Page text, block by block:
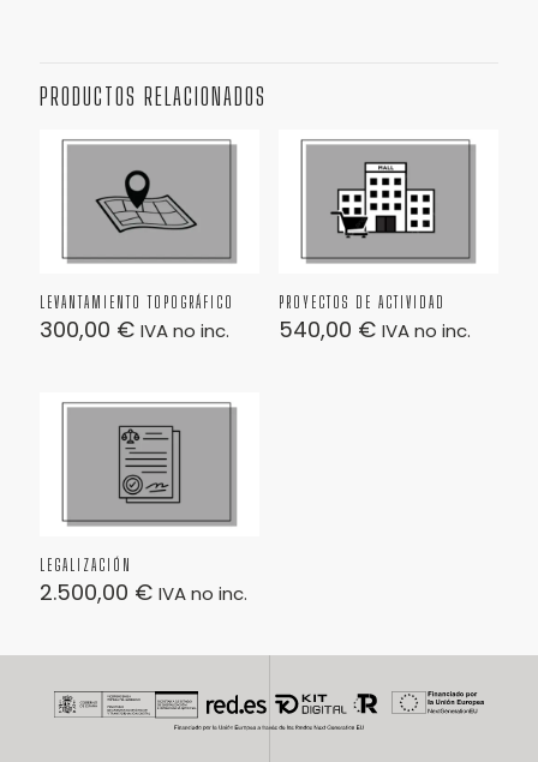
PRODUCTOS RELACIONADOS
LEVANTAMIENTO TOPOGRÁFICO
300,00 € IVA no inc.
PROYECTOS DE ACTIVIDAD
540,00 € IVA no inc.
LEGALIZACIÓN
2.500,00 € IVA no inc.